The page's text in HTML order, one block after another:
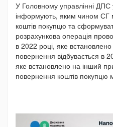
У Головному управлінні ДПС
інформують, яким чином СГ
коштів покупцю та
розрахункова операція
в 2022 році, яке
повернення відбувається
яке встановлено на інший
повернення коштів покупцю